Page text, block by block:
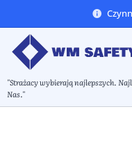
"Strażacy wybierają najlepszych.
Nas."